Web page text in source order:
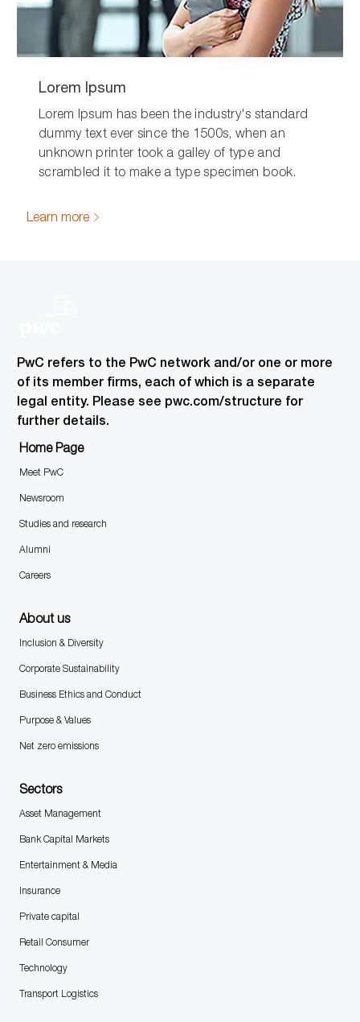
Lorem Ipsum
Lorem Ipsum has been the industry's standard
dummy text ever since the 1500s, when an
unknown printer took a galley of type and
scrambled it to make a type specimen book.
Learn more
PwC refers to the PwC network and/or one or more
of its member firms, each of which is a separate
legal entity. Please see pwc.com/structure for
further details.
Home Page
Meet PwC
Newsroom
Studies and research
Alumni
Careers
About us
Inclusion & Diversity
Corporate Sustainability
Business Ethics and Conduct
Purpose & Values
Net zero emissions
Sectors
Asset Management
Bank Capital Markets
Entertainment & Media
Insurance
Private capital
Retail Consumer
Technology
Transport Logistics